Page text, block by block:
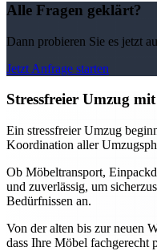
Alle Fragen geklärt?
Dann probieren Sie es jetzt
Jetzt Anfrage starten
Stressfreier Umzug
Ein stressfreier Umzug
Koordination aller
Ob Möbeltransport,
und zuverlässig, um
Bedürfnissen an.
Von der alten bis zur neuen
dass Ihre Möbel fachgerecht